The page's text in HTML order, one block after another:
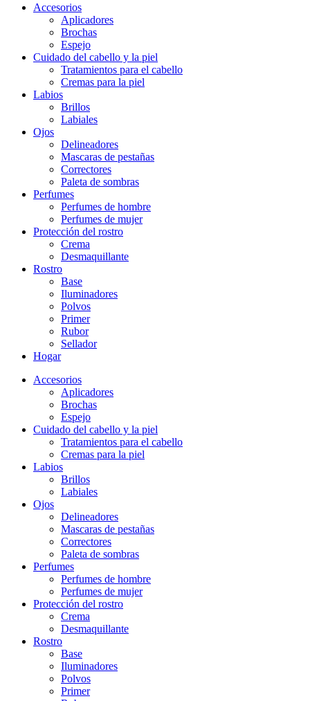
Accesorios
Aplicadores
Brochas
Espejo
Cuidado del cabello y la piel
Tratamientos para el cabello
Cremas para la piel
Labios
Brillos
Labiales
Ojos
Delineadores
Mascaras de pestañas
Correctores
Paleta de sombras
Perfumes
Perfumes de hombre
Perfumes de mujer
Protección del rostro
Crema
Desmaquillante
Rostro
Base
Iluminadores
Polvos
Primer
Rubor
Sellador
Hogar
Accesorios
Aplicadores
Brochas
Espejo
Cuidado del cabello y la piel
Tratamientos para el cabello
Cremas para la piel
Labios
Brillos
Labiales
Ojos
Delineadores
Mascaras de pestañas
Correctores
Paleta de sombras
Perfumes
Perfumes de hombre
Perfumes de mujer
Protección del rostro
Crema
Desmaquillante
Rostro
Base
Iluminadores
Polvos
Primer